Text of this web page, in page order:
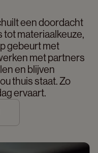
een doordacht
tot materiaalkeuze,
gebeurt met
met partners
en blijven
thuis staat. Zo
ervaart.